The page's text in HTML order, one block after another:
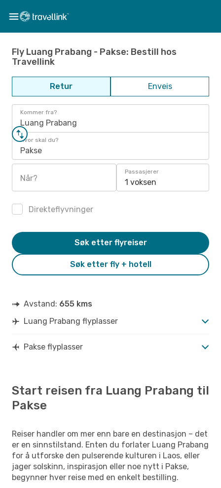
Fly Luang Prabang - Pakse: Bestill hos
Travellink
Retur Enveis
Kommer fra?
Luang Prabang
Hvor skal du?
Pakse
Når?
Passasjerer
1 voksen
Direkteflyvninger
Søk etter fly + hotell
Søk etter flyreiser
Avstand: 655 kms
Luang Prabang flyplasser
Pakse flyplasser
Start reisen fra Luang Prabang til
Pakse
Reiser handler om mer enn bare en destinasjon – det
er en sinnstilstand. Enten du forlater Luang Prabang
for å utforske den pulserende kulturen i Laos, eller
jager solskinn, inspirasjon eller noe nytt i Pakse,
begynner hver reise med en enkelt bestilling.